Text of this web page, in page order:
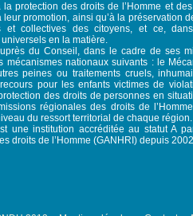
la protection des droits de l’Homme et
leur promotion, ainsi qu’à la préservation
et collectives des citoyens, et ce,
en la matière.
du Conseil, dans le cadre de ses
mécanismes nationaux suivants : le
peines ou traitements cruels,
pour les enfants victimes de
des droits de personnes en
régionales des droits de
du ressort territorial de chaque région.
une institution accréditée au statut A
droits de l’Homme (GANHRI) depuis